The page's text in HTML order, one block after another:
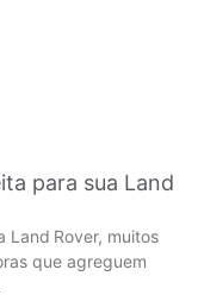
para sua Land
Land Rover, muitos
que agreguem